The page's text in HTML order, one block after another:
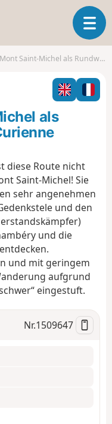
T
o
g
l
n
i
o
Michel als Rundwanderung ab Curienne
als
diese Route nicht
Saint-Michel! Sie
sehr angenehmen
und den
und die
und mit geringem
aufgrund
eingestuft.
Nr.1509647